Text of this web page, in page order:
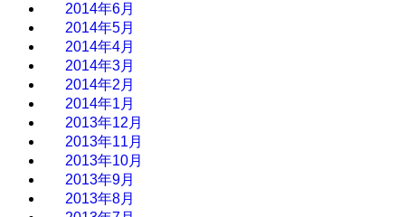
2014年6月
2014年5月
2014年4月
2014年3月
2014年2月
2014年1月
2013年12月
2013年11月
2013年10月
2013年9月
2013年8月